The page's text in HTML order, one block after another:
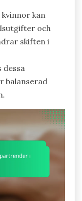
kan
och
skiften i
balanserad